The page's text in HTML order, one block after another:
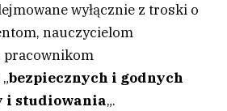
wyłącznie z troski o
nauczycielom
pracownikom
bezpiecznych i godnych
i studiowania„.